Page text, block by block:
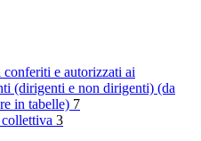
e autorizzati ai
(dirigenti e non dirigenti) (da
in tabelle) 7
3